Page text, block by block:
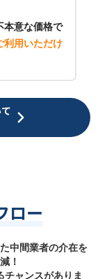
本意な価格で
利用いただけ
ロー
中間業者の介在を
！
チャンスがありま